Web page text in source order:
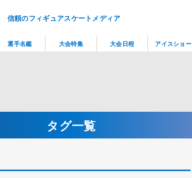
信頼のフィギュアスケートメディア
タグ一覧
選手名鑑 大会特集 大会日程 アイスショー